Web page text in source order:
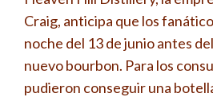
Craig, anticipa que los
noche del 13 de junio antes
nuevo bourbon. Para los
pudieron conseguir una